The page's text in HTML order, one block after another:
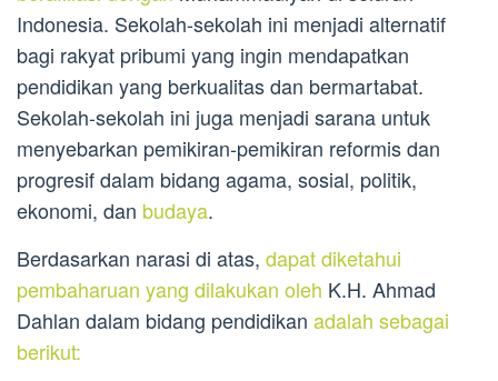
Indonesia. Sekolah-sekolah ini menjadi alternatif
bagi rakyat pribumi yang ingin mendapatkan
pendidikan yang berkualitas dan bermartabat.
Sekolah-sekolah ini juga menjadi sarana untuk
menyebarkan pemikiran-pemikiran reformis dan
progresif dalam bidang agama, sosial, politik,
ekonomi, dan budaya.
Berdasarkan narasi di atas, dapat diketahui
pembaharuan yang dilakukan oleh K.H. Ahmad
Dahlan dalam bidang pendidikan adalah sebagai
berikut: